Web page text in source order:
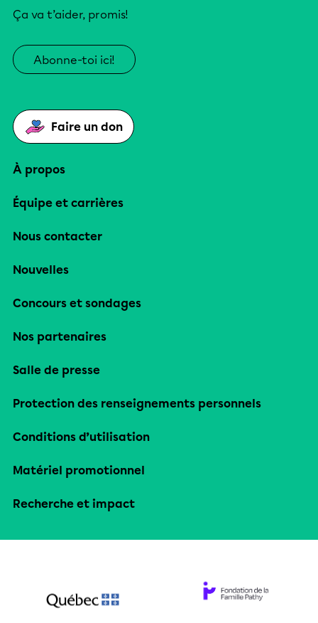
Ça va t’aider, promis!
Abonne-toi ici!
Faire un don
À propos
Équipe et carrières
Nous contacter
Nouvelles
Concours et sondages
Nos partenaires
Salle de presse
Protection des renseignements personnels
Conditions d’utilisation
Matériel promotionnel
Recherche et impact